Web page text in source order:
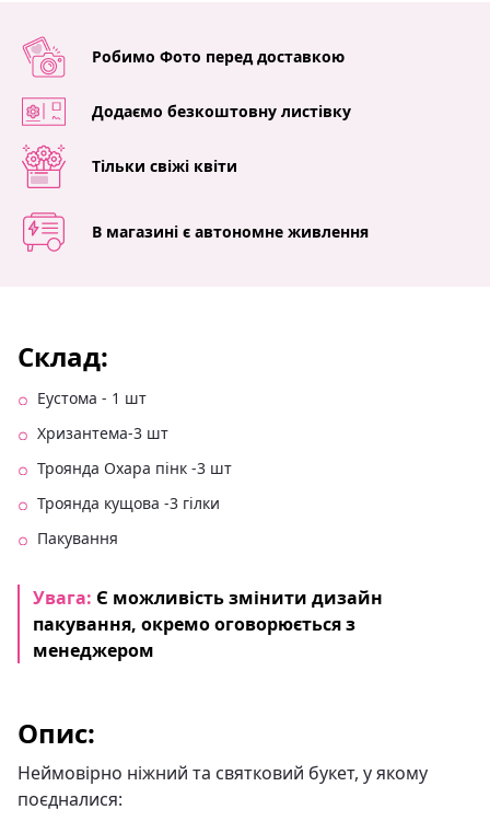
Робимо Фото перед доставкою
Додаємо безкоштовну листівку
Тільки свіжі квіти
В магазині є автономне живлення
Склад:
Еустома - 1 шт
Хризантема-3 шт
Троянда Охара пінк -3 шт
Троянда кущова -3 гілки
Пакування
Увага: Є можливість змінити дизайн
пакування, окремо оговорюється з
менеджером
Опис:
Неймовірно ніжний та святковий букет, у якому
поєдналися: